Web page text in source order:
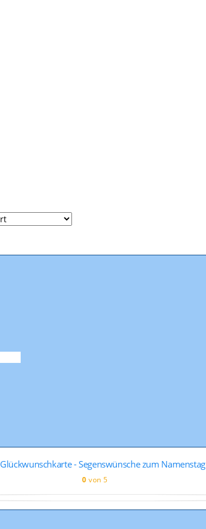
Glückwunschkarte - Segenswünsche zum Namenstag
0 von 5